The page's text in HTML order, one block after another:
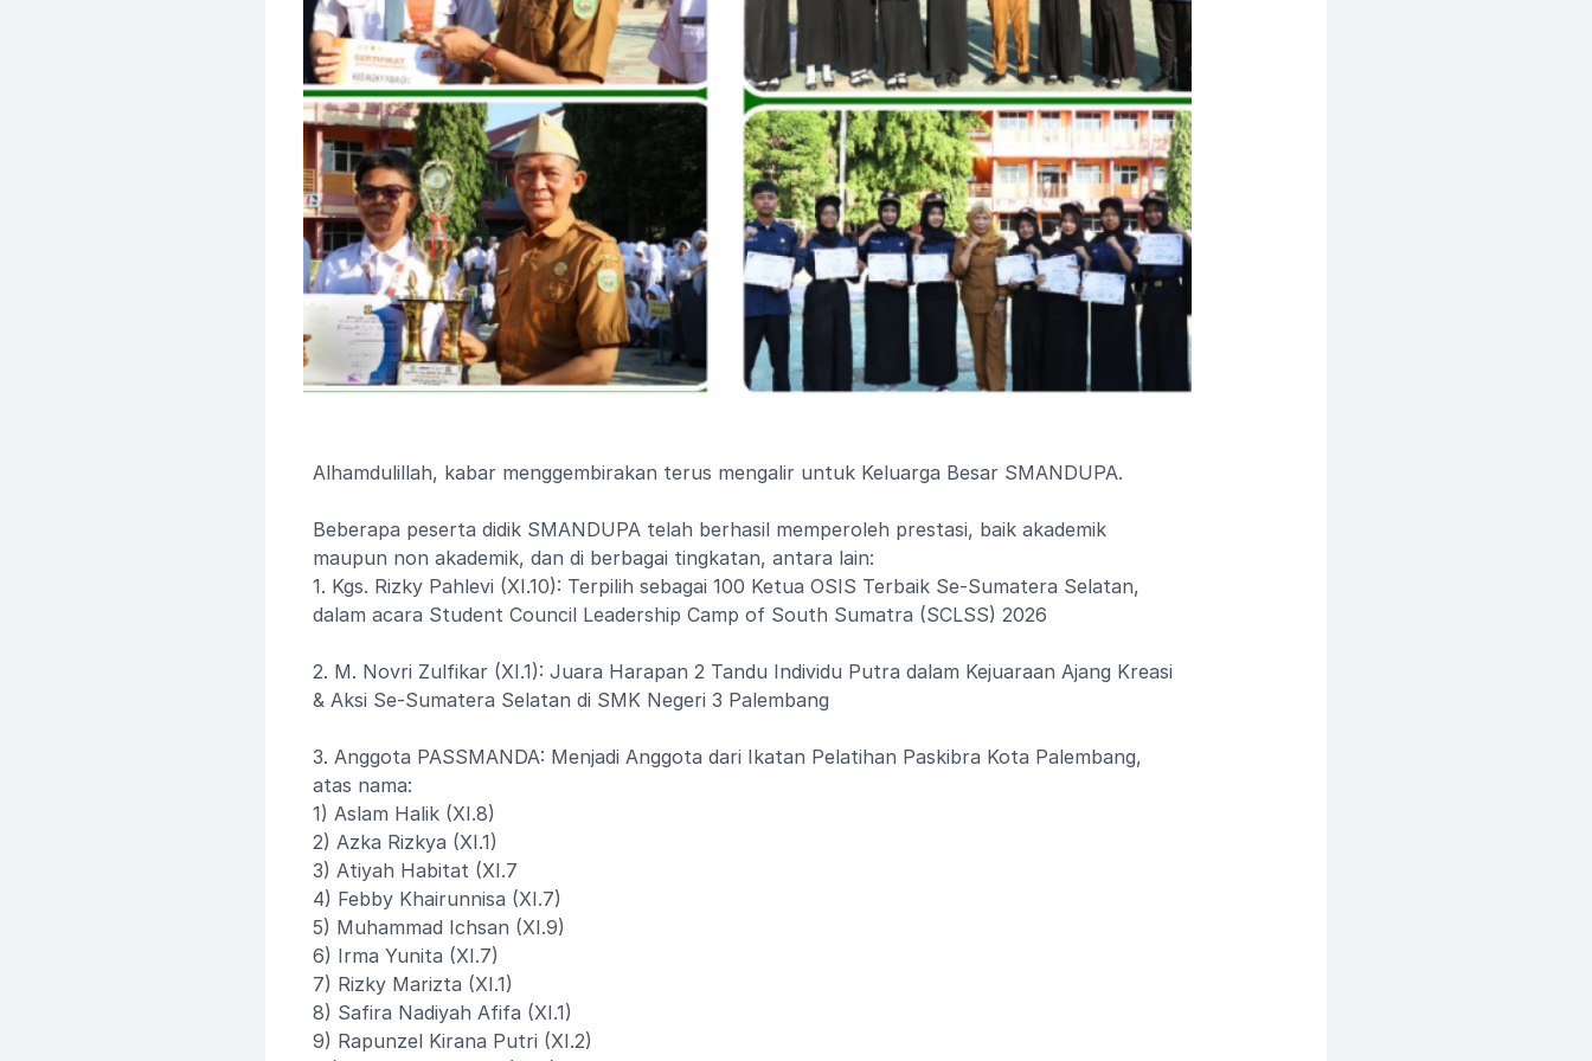
Alhamdulillah, kabar menggembirakan terus mengalir untuk Keluarga Besar SMANDUPA.
Beberapa peserta didik SMANDUPA telah berhasil memperoleh prestasi, baik akademik
maupun non akademik, dan di berbagai tingkatan, antara lain:
1. Kgs. Rizky Pahlevi (XI.10): Terpilih sebagai 100 Ketua OSIS Terbaik Se-Sumatera Selatan,
dalam acara Student Council Leadership Camp of South Sumatra (SCLSS) 2026
2. M. Novri Zulfikar (XI.1): Juara Harapan 2 Tandu Individu Putra dalam Kejuaraan Ajang Kreasi
& Aksi Se-Sumatera Selatan di SMK Negeri 3 Palembang
3. Anggota PASSMANDA: Menjadi Anggota dari Ikatan Pelatihan Paskibra Kota Palembang,
atas nama:
1) Aslam Halik (XI.8)
2) Azka Rizkya (XI.1)
3) Atiyah Habitat (XI.7
4) Febby Khairunnisa (XI.7)
5) Muhammad Ichsan (XI.9)
6) Irma Yunita (XI.7)
7) Rizky Marizta (XI.1)
8) Safira Nadiyah Afifa (XI.1)
9) Rapunzel Kirana Putri (XI.2)